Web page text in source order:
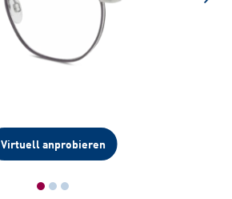
Virtuell anprobieren